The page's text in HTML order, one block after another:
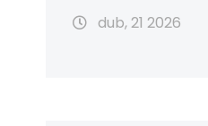
dub, 21 2026